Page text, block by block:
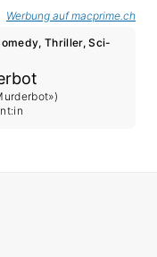
Werbung auf macprime.ch
Thriller, Sci-